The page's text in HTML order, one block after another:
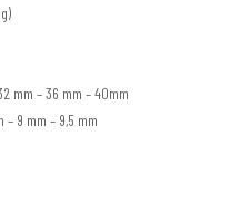
mm – 36 mm – 40mm
– 9 mm – 9,5 mm